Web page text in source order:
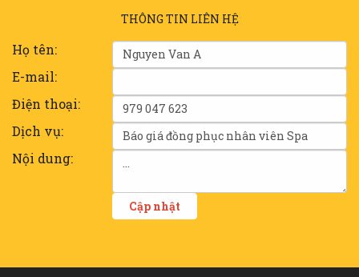
THÔNG TIN LIÊN HỆ
Họ tên:
E-mail:
Điện thoại:
Dịch vụ:
Nội dung: